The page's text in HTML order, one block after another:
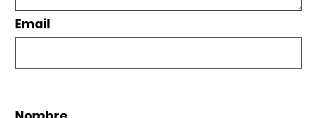
Email